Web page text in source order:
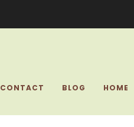
CONTACT BLOG HOME